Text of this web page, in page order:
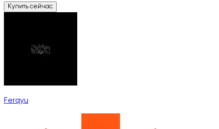
Купить сейчас
Ferqyu